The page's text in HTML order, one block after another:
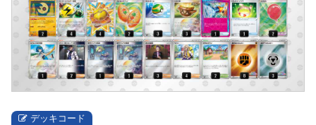
デッキコード